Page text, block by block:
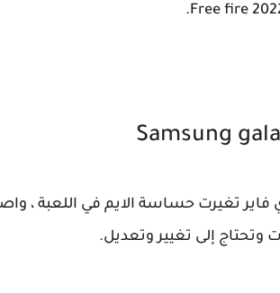
تغيرت حساسة الايم في اللعبة ،
وتحتاج إلى تغيير وتعديل.